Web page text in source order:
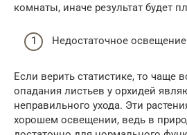
комнаты, иначе результат будет
Недостаточное
Если верить статистике, то чаще
опадания листьев у орхидей
неправильного ухода. Эти
хорошем освещении, ведь в